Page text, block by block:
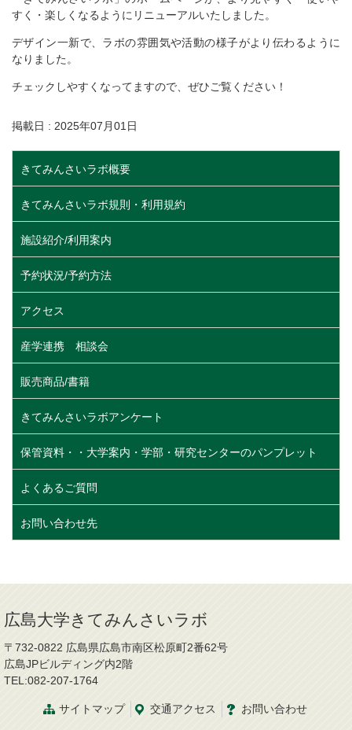
すく・楽しくなるようにリニューアルいたしました。
デザイン一新で、ラボの雰囲気や活動の様子がより伝わるように
なりました。
チェックしやすくなってますので、ぜひご覧ください！
掲載日 : 2025年07月01日
きてみんさいラボ概要
きてみんさいラボ規則・利用規約
施設紹介/利用案内
予約状況/予約方法
アクセス
産学連携 相談会
販売商品/書籍
きてみんさいラボアンケート
保管資料・・大学案内・学部・研究センターのパンプレット
よくあるご質問
お問い合わせ先
広島大学きてみんさいラボ
〒732-0822 広島県広島市南区松原町2番62号
広島JPビルディング内2階
TEL:082-207-1764
サイトマップ 交通アクセス お問い合わせ